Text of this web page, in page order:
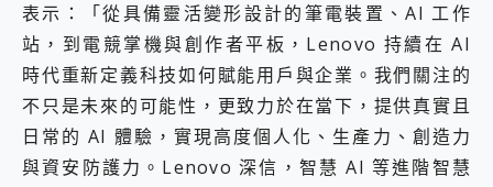
表示：「從具備靈活變形設計的筆電裝置、AI 工作
站，到電競掌機與創作者平板，Lenovo 持續在 AI
時代重新定義科技如何賦能用戶與企業。我們關注的
不只是未來的可能性，更致力於在當下，提供真實且
日常的 AI 體驗，實現高度個人化、生產力、創造力
與資安防護力。Lenovo 深信，智慧 AI 等進階智慧